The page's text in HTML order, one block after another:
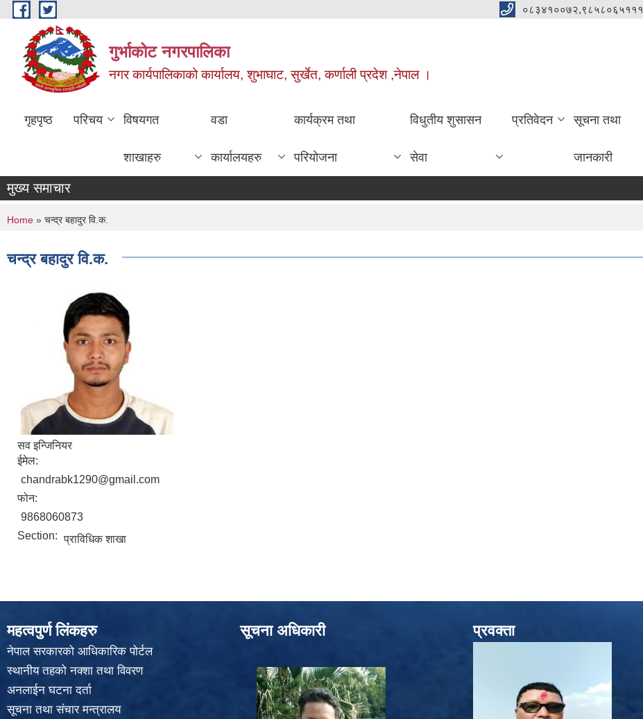
Skip to main content ०८३४१००७२,९८५८०६५१११
गुर्भाकोट नगरपालिका
नगर कार्यपालिकाको कार्यालय, शुभाघाट, सुर्खेत, कर्णाली प्रदेश ,नेपाल ।
गृहपृष्ठ परिचय विषयगत
शाखाहरु
वडा
कार्यालयहरु
कार्यक्रम तथा
परियोजना
विधुतीय शुसासन
सेवा
प्रतिवेदन सूचना तथा
जानकारी
मुख्य समाचार
You are here
Home » चन्द्र बहादुर वि.क.
चन्द्र बहादुर वि.क.
सव इन्जिनियर
ईमेल:
chandrabk1290@gmail.com
फोन:
9868060873
Section: प्राविधिक शाखा
महत्वपुर्ण लिंकहरु
नेपाल सरकारको आधिकारिक पोर्टल
स्थानीय तहको नक्शा तथा विवरण
अनलाईन घटना दर्ता
सूचना तथा संचार मन्त्रालय
सूचना अधिकारी प्रवक्ता